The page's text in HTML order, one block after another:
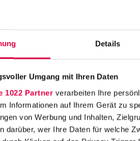
Details
Umgang mit Ihren Daten
1022 Partner verarbeiten Ihre
Informationen auf Ihrem Gerät zu
von Werbung und Inhalten,
darüber, wer Ihre Daten für welche